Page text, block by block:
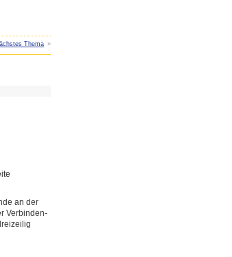
Thema »
an der
Verbinden-